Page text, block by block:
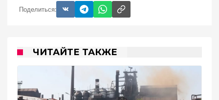
Поделиться:
ЧИТАЙТЕ ТАКЖЕ